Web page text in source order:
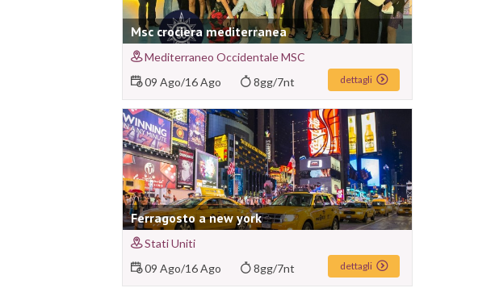
Msc crociera mediterranea
Mediterraneo Occidentale MSC
09 Ago/16 Ago 8gg/7nt dettagli
Ferragosto a new york
Stati Uniti
09 Ago/16 Ago 8gg/7nt dettagli